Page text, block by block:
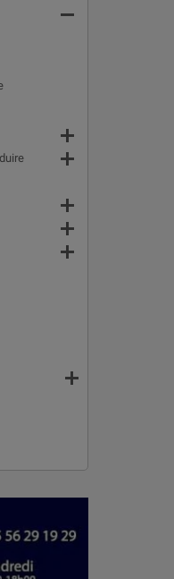






